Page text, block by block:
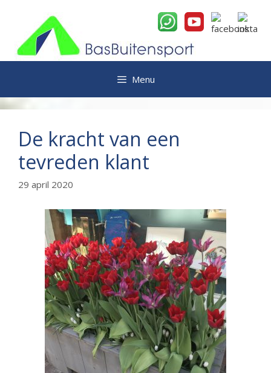
inhoud
Menu
De kracht van een
tevreden klant
29 april 2020